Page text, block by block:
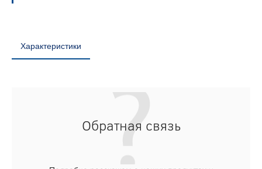
Характеристики
Обратная связь